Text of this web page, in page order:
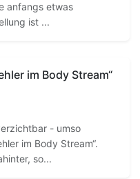
anfangs etwas
ist ...
im Body Stream“
- umso
im Body Stream“.
so...